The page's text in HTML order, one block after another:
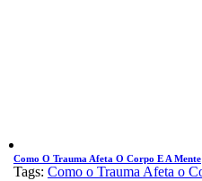
Como O Trauma Afeta O Corpo E A Mente
Tags: Como o Trauma Afeta o